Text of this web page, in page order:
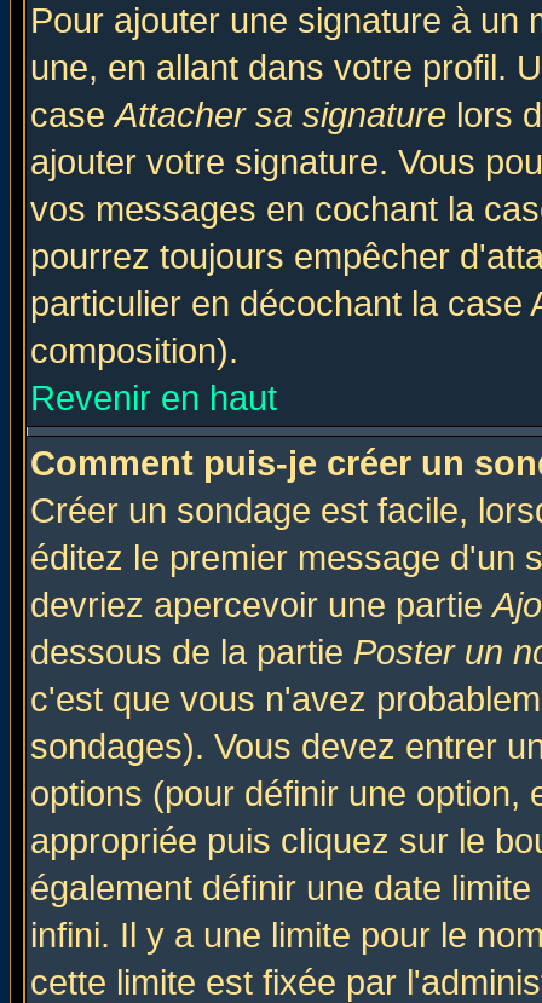
Pour ajouter une signature à un
une, en allant dans votre profil.
caseAttacher sa signature lors
ajouter votre signature. Vous
vos messages en cochant la
pourrez toujours empêcher
particulier en décochant la
composition).
Revenir en haut
Comment puis-je créer un
Créer un sondage est facile,
éditez le premier message d'un
devriez apercevoir une partie
dessous de la partie Poster un
c'est que vous n'avez
sondages). Vous devez entrer
options (pour définir une option,
appropriée puis cliquez sur le
également définir une date
infini. Il y a une limite pour le
cette limite est fixée par